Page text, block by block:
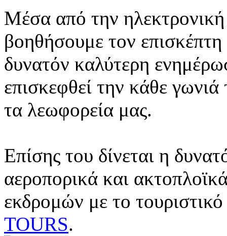
Μέσα από την ηλεκτρονική
βοηθήσουμε τον
δυνατόν καλύτερη
επισκεφθεί την κάθε
τα λεωφορεία μας.
Επίσης του δίνεται η
αεροπορικά και
εκδρομών με το
TOURS.